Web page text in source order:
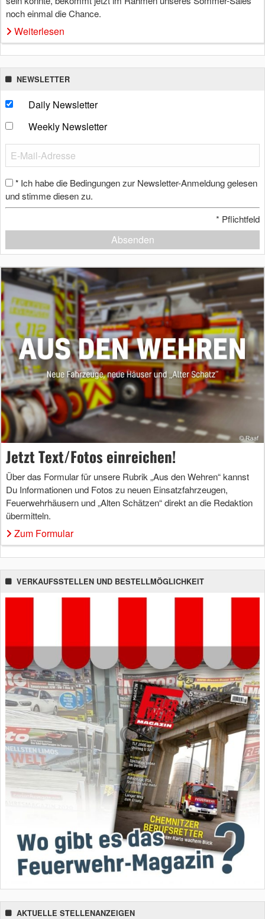
noch einmal die Chance.
Weiterlesen
NEWSLETTER
Daily Newsletter
Weekly Newsletter
* Ich habe die Bedingungen zur Newsletter-Anmeldung gelesen
und stimme diesen zu.
* Pflichtfeld
Absenden
Jetzt Text/Fotos einreichen!
Über das Formular für unsere Rubrik „Aus den Wehren“ kannst
Du Informationen und Fotos zu neuen Einsatzfahrzeugen,
Feuerwehrhäusern und „Alten Schätzen“ direkt an die Redaktion
übermitteln.
Zum Formular
VERKAUFSSTELLEN UND BESTELLMÖGLICHKEIT
AKTUELLE STELLENANZEIGEN